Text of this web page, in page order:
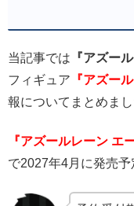
当記事では 『アズー
フィギュア 『アズー
報についてまとめまし
『アズールレーン エ
で2027年4月に発売予